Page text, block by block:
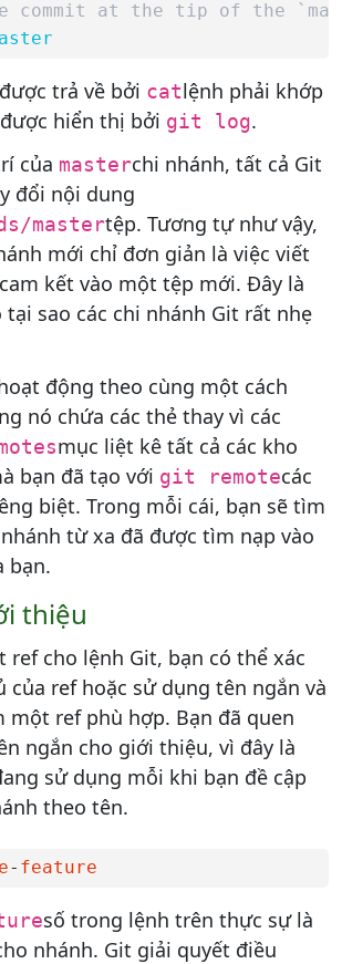
commit at the tip of the
trả về bởi catlệnh phải khớp
hiển thị bởi git log.
của masterchi nhánh, tất cả Git
đổi nội dung
mastertệp. Tương tự như vậy,
mới chỉ đơn giản là việc viết
kết vào một tệp mới. Đây là
sao các chi nhánh Git rất nhẹ
động theo cùng một cách
nó chứa các thẻ thay vì các
mục liệt kê tất cả các kho
bạn đã tạo với git remotecác
biệt. Trong mỗi cái, bạn sẽ tìm
từ xa đã được tìm nạp vào
bạn.
thiệu
ref cho lệnh Git, bạn có thể xác
của ref hoặc sử dụng tên ngắn và
một ref phù hợp. Bạn đã quen
ngắn cho giới thiệu, vì đây là
sử dụng mỗi khi bạn đề cập
theo tên.
- feature
số trong lệnh trên thực sự là
nhánh. Git giải quyết điều